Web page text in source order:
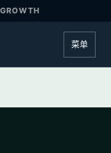
菜单